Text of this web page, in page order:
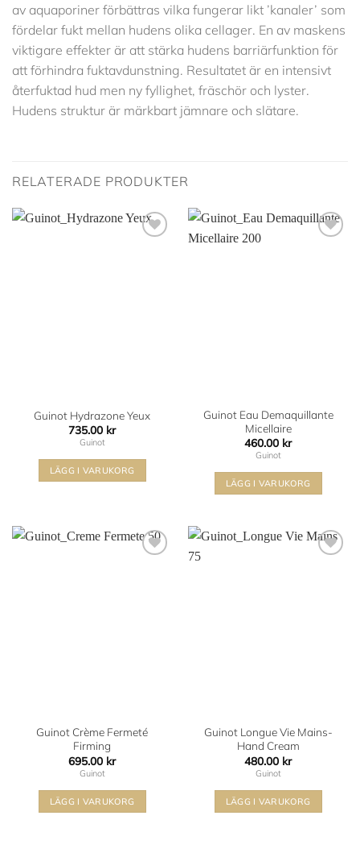
av aquaporiner förbättras vilka fungerar likt ’kanaler’ som
fördelar fukt mellan hudens olika cellager. En av maskens
viktigare effekter är att stärka hudens barriärfunktion för
att förhindra fuktavdunstning. Resultatet är en intensivt
återfuktad hud men ny fyllighet, fräschör och lyster.
Hudens struktur är märkbart jämnare och slätare.
RELATERADE PRODUKTER
Guinot Hydrazone Yeux
735.00 kr
Guinot
LÄGG I VARUKORG
Guinot Eau Demaquillante
Micellaire
460.00 kr
Guinot
LÄGG I VARUKORG
Guinot Crème Fermeté
Firming
695.00 kr
Guinot
LÄGG I VARUKORG
Guinot Longue Vie Mains-
Hand Cream
480.00 kr
Guinot
LÄGG I VARUKORG